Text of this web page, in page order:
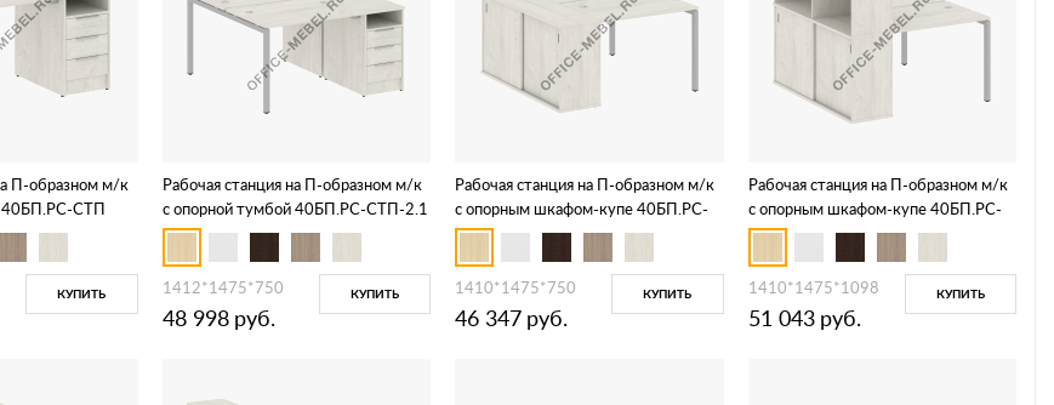
П-образном м/к
40БП.РС-СТП
КУПИТЬ
Рабочая станция на П-образном м/к
с опорной тумбой 40БП.РС-СТП-2.1
1412*1475*750
48 998 руб.
КУПИТЬ
Рабочая станция на П-образном м/к
с опорным шкафом-купе 40БП.РС-
СШК-1.1 Т
1410*1475*750
46 347 руб.
КУПИТЬ
Рабочая станция на П-образном м/к
с опорным шкафом-купе 40БП.РС-
СШК-2.1 Т
1410*1475*1098
51 043 руб.
КУПИТЬ